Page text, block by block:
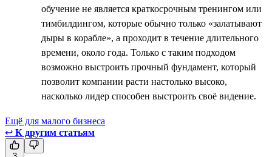
обучение не является краткосрочным тренингом или
тимбилдингом, которые обычно только «залатывают
дыры в корабле», а проходит в течение длительного
времени, около года. Только с таким подходом
возможно выстроить прочный фундамент, который
позволит компании расти настолько высоко,
насколько лидер способен выстроить своё видение.
Ещё для малого бизнеса
↩ К другим статьям